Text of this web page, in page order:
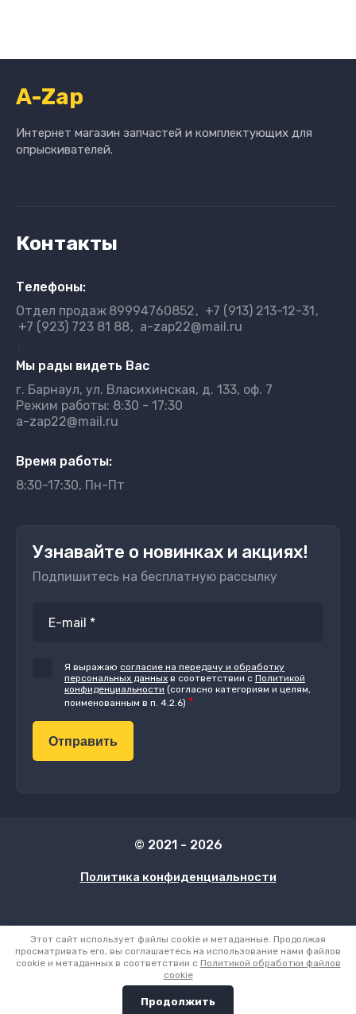
A-Zap
Интернет магазин запчастей и комплектующих для
опрыскивателей.
Контакты
Телефоны:
Отдел продаж 89994760852
+7 (913) 213-12-31
+7 (923) 723 81 88
a-zap22@mail.ru
Мы рады видеть Вас
г. Барнаул, ул. Власихинская, д. 133, оф. 7
Режим работы: 8:30 - 17:30
a-zap22@mail.ru
Время работы:
8:30-17:30, Пн-Пт
Узнавайте о новинках и акциях!
Подпишитесь на бесплатную рассылку
Я выражаю согласие на передачу и обработку
персональных данных в соответствии с Политикой
конфиденциальности (согласно категориям и целям,
поименованным в п. 4.2.6)​​​​​​ *
Отправить
© 2021 - 2026
Политика конфиденциальности
Megagroup.ru
Этот сайт использует файлы cookie и метаданные. Продолжая
просматривать его, вы соглашаетесь на использование нами файлов
cookie и метаданных в соответствии с Политикой обработки файлов
cookie
Продолжить